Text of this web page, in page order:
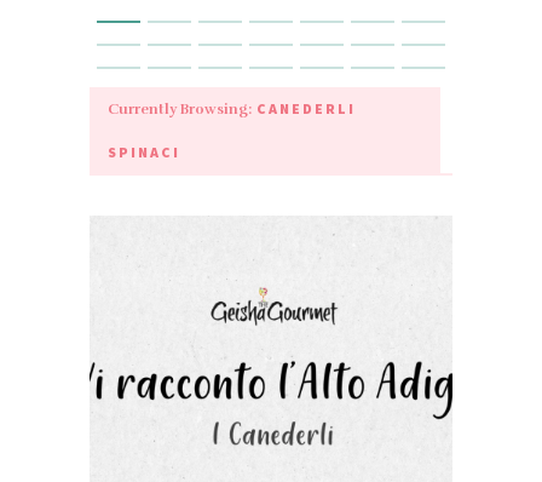
Currently Browsing: CANEDERLI
SPINACI